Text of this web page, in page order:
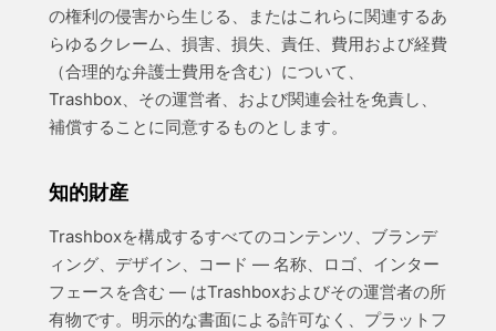
の権利の侵害から生じる、またはこれらに関連するあ
らゆるクレーム、損害、損失、責任、費用および経費
（合理的な弁護士費用を含む）について、
Trashbox、その運営者、および関連会社を免責し、
補償することに同意するものとします。
知的財産
Trashboxを構成するすべてのコンテンツ、ブランデ
ィング、デザイン、コード — 名称、ロゴ、インター
フェースを含む — はTrashboxおよびその運営者の所
有物です。明示的な書面による許可なく、プラットフ